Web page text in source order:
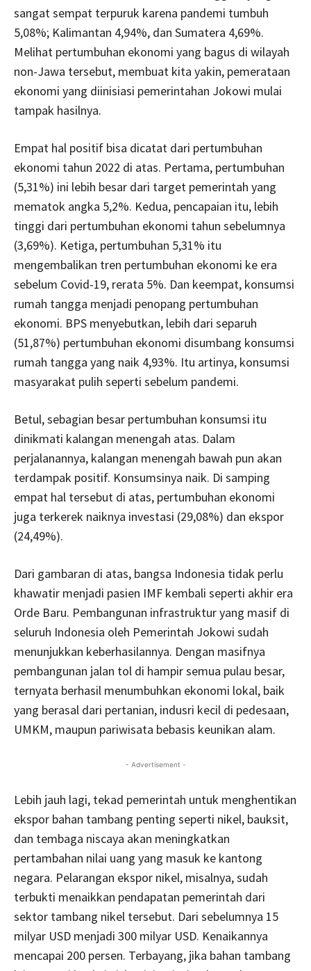
sangat sempat terpuruk karena pandemi tumbuh
5,08%; Kalimantan 4,94%, dan Sumatera 4,69%.
Melihat pertumbuhan ekonomi yang bagus di wilayah
non-Jawa tersebut, membuat kita yakin, pemerataan
ekonomi yang diinisiasi pemerintahan Jokowi mulai
tampak hasilnya.
Empat hal positif bisa dicatat dari pertumbuhan
ekonomi tahun 2022 di atas. Pertama, pertumbuhan
(5,31%) ini lebih besar dari target pemerintah yang
mematok angka 5,2%. Kedua, pencapaian itu, lebih
tinggi dari pertumbuhan ekonomi tahun sebelumnya
(3,69%). Ketiga, pertumbuhan 5,31% itu
mengembalikan tren pertumbuhan ekonomi ke era
sebelum Covid-19, rerata 5%. Dan keempat, konsumsi
rumah tangga menjadi penopang pertumbuhan
ekonomi. BPS menyebutkan, lebih dari separuh
(51,87%) pertumbuhan ekonomi disumbang konsumsi
rumah tangga yang naik 4,93%. Itu artinya, konsumsi
masyarakat pulih seperti sebelum pandemi.
Betul, sebagian besar pertumbuhan konsumsi itu
dinikmati kalangan menengah atas. Dalam
perjalanannya, kalangan menengah bawah pun akan
terdampak positif. Konsumsinya naik. Di samping
empat hal tersebut di atas, pertumbuhan ekonomi
juga terkerek naiknya investasi (29,08%) dan ekspor
(24,49%).
Dari gambaran di atas, bangsa Indonesia tidak perlu
khawatir menjadi pasien IMF kembali seperti akhir era
Orde Baru. Pembangunan infrastruktur yang masif di
seluruh Indonesia oleh Pemerintah Jokowi sudah
menunjukkan keberhasilannya. Dengan masifnya
pembangunan jalan tol di hampir semua pulau besar,
ternyata berhasil menumbuhkan ekonomi lokal, baik
yang berasal dari pertanian, indusri kecil di pedesaan,
UMKM, maupun pariwisata bebasis keunikan alam.
- Advertisement -
Lebih jauh lagi, tekad pemerintah untuk menghentikan
ekspor bahan tambang penting seperti nikel, bauksit,
dan tembaga niscaya akan meningkatkan
pertambahan nilai uang yang masuk ke kantong
negara. Pelarangan ekspor nikel, misalnya, sudah
terbukti menaikkan pendapatan pemerintah dari
sektor tambang nikel tersebut. Dari sebelumnya 15
milyar USD menjadi 300 milyar USD. Kenaikannya
mencapai 200 persen. Terbayang, jika bahan tambang